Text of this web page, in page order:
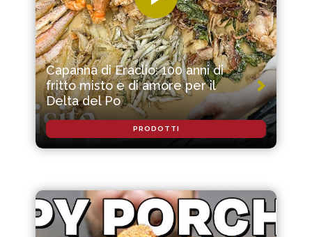
Capanna di Eraclio: 100 anni di
fritto misto e di amore per il
Delta del Po
PRODOTTI